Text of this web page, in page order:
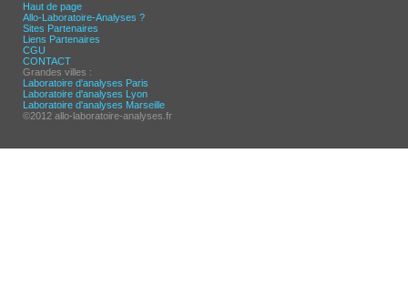
Haut de page
Allo-Laboratoire-Analyses ?
Sites Partenaires
Liens Partenaires
CGU
CONTACT
Grandes villes :
Laboratoire d'analyses Paris
Laboratoire d'analyses Lyon
Laboratoire d'analyses Marseille
©2012 allo-laboratoire-analyses.fr